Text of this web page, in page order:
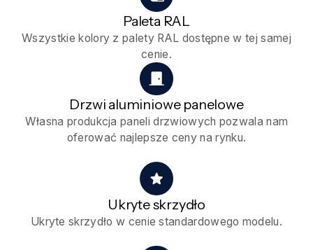
Paleta RAL
Wszystkie kolory z palety RAL dostępne w tej samej
cenie.
Drzwi aluminiowe panelowe
Własna produkcja paneli drzwiowych pozwala nam
oferować najlepsze ceny na rynku.
Ukryte skrzydło
Ukryte skrzydło w cenie standardowego modelu.